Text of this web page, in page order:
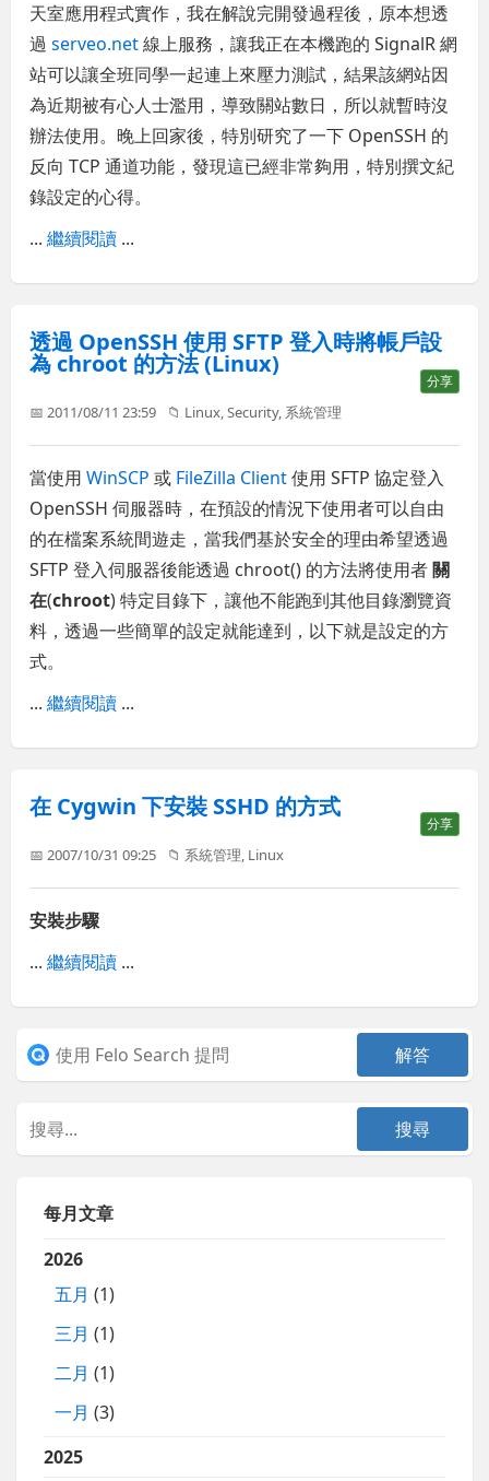
天室應用程式實作，我在解說完開發過程後，原本想透
過serveo.net線上服務，讓我正在本機跑的 SignalR 網
站可以讓全班同學一起連上來壓力測試，結果該網站因
為近期被有心人士濫用，導致關站數日，所以就暫時沒
辦法使用。晚上回家後，特別研究了一下 OpenSSH 的
反向 TCP 通道功能，發現這已經非常夠用，特別撰文紀
錄設定的心得。
...繼續閱讀 ...
透過 OpenSSH 使用 SFTP 登入時將帳戶設
為 chroot 的方法 (Linux)
分享
📅 2011/08/11 23:59 📁 Linux,Security, 系統管理
當使用WinSCP 或 FileZilla Client使用 SFTP 協定登入
OpenSSH 伺服器時，在預設的情況下使用者可以自由
的在檔案系統間遊走，當我們基於安全的理由希望透過
SFTP 登入伺服器後能透過 chroot() 的方法將使用者關
在(chroot) 特定目錄下，讓他不能跑到其他目錄瀏覽資
料，透過一些簡單的設定就能達到，以下就是設定的方
式。
...繼續閱讀 ...
在 Cygwin 下安裝 SSHD 的方式
分享
📅 2007/10/31 09:25 📁 系統管理 Linux
安裝步驟
...繼續閱讀 ...
每月文章
2026
五月 (1)
三月 (1)
二月 (1)
一月 (3)
2025